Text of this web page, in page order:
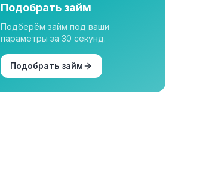
Подобрать займ
Подберём займ под ваши
параметры за 30 секунд.
Подобрать займ